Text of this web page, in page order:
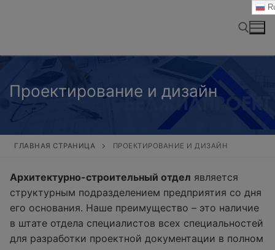
Проектирование и дизайн
ГЛАВНАЯ СТРАНИЦА ПРОЕКТИРОВАНИЕ И ДИЗАЙН
Архитектурно-строительный отдел является
структурным подразделением предприятия со дня
его основания. Наше преимущество – это наличие
в штате отдела специалистов всех специальностей
для разработки проектной документации в полном